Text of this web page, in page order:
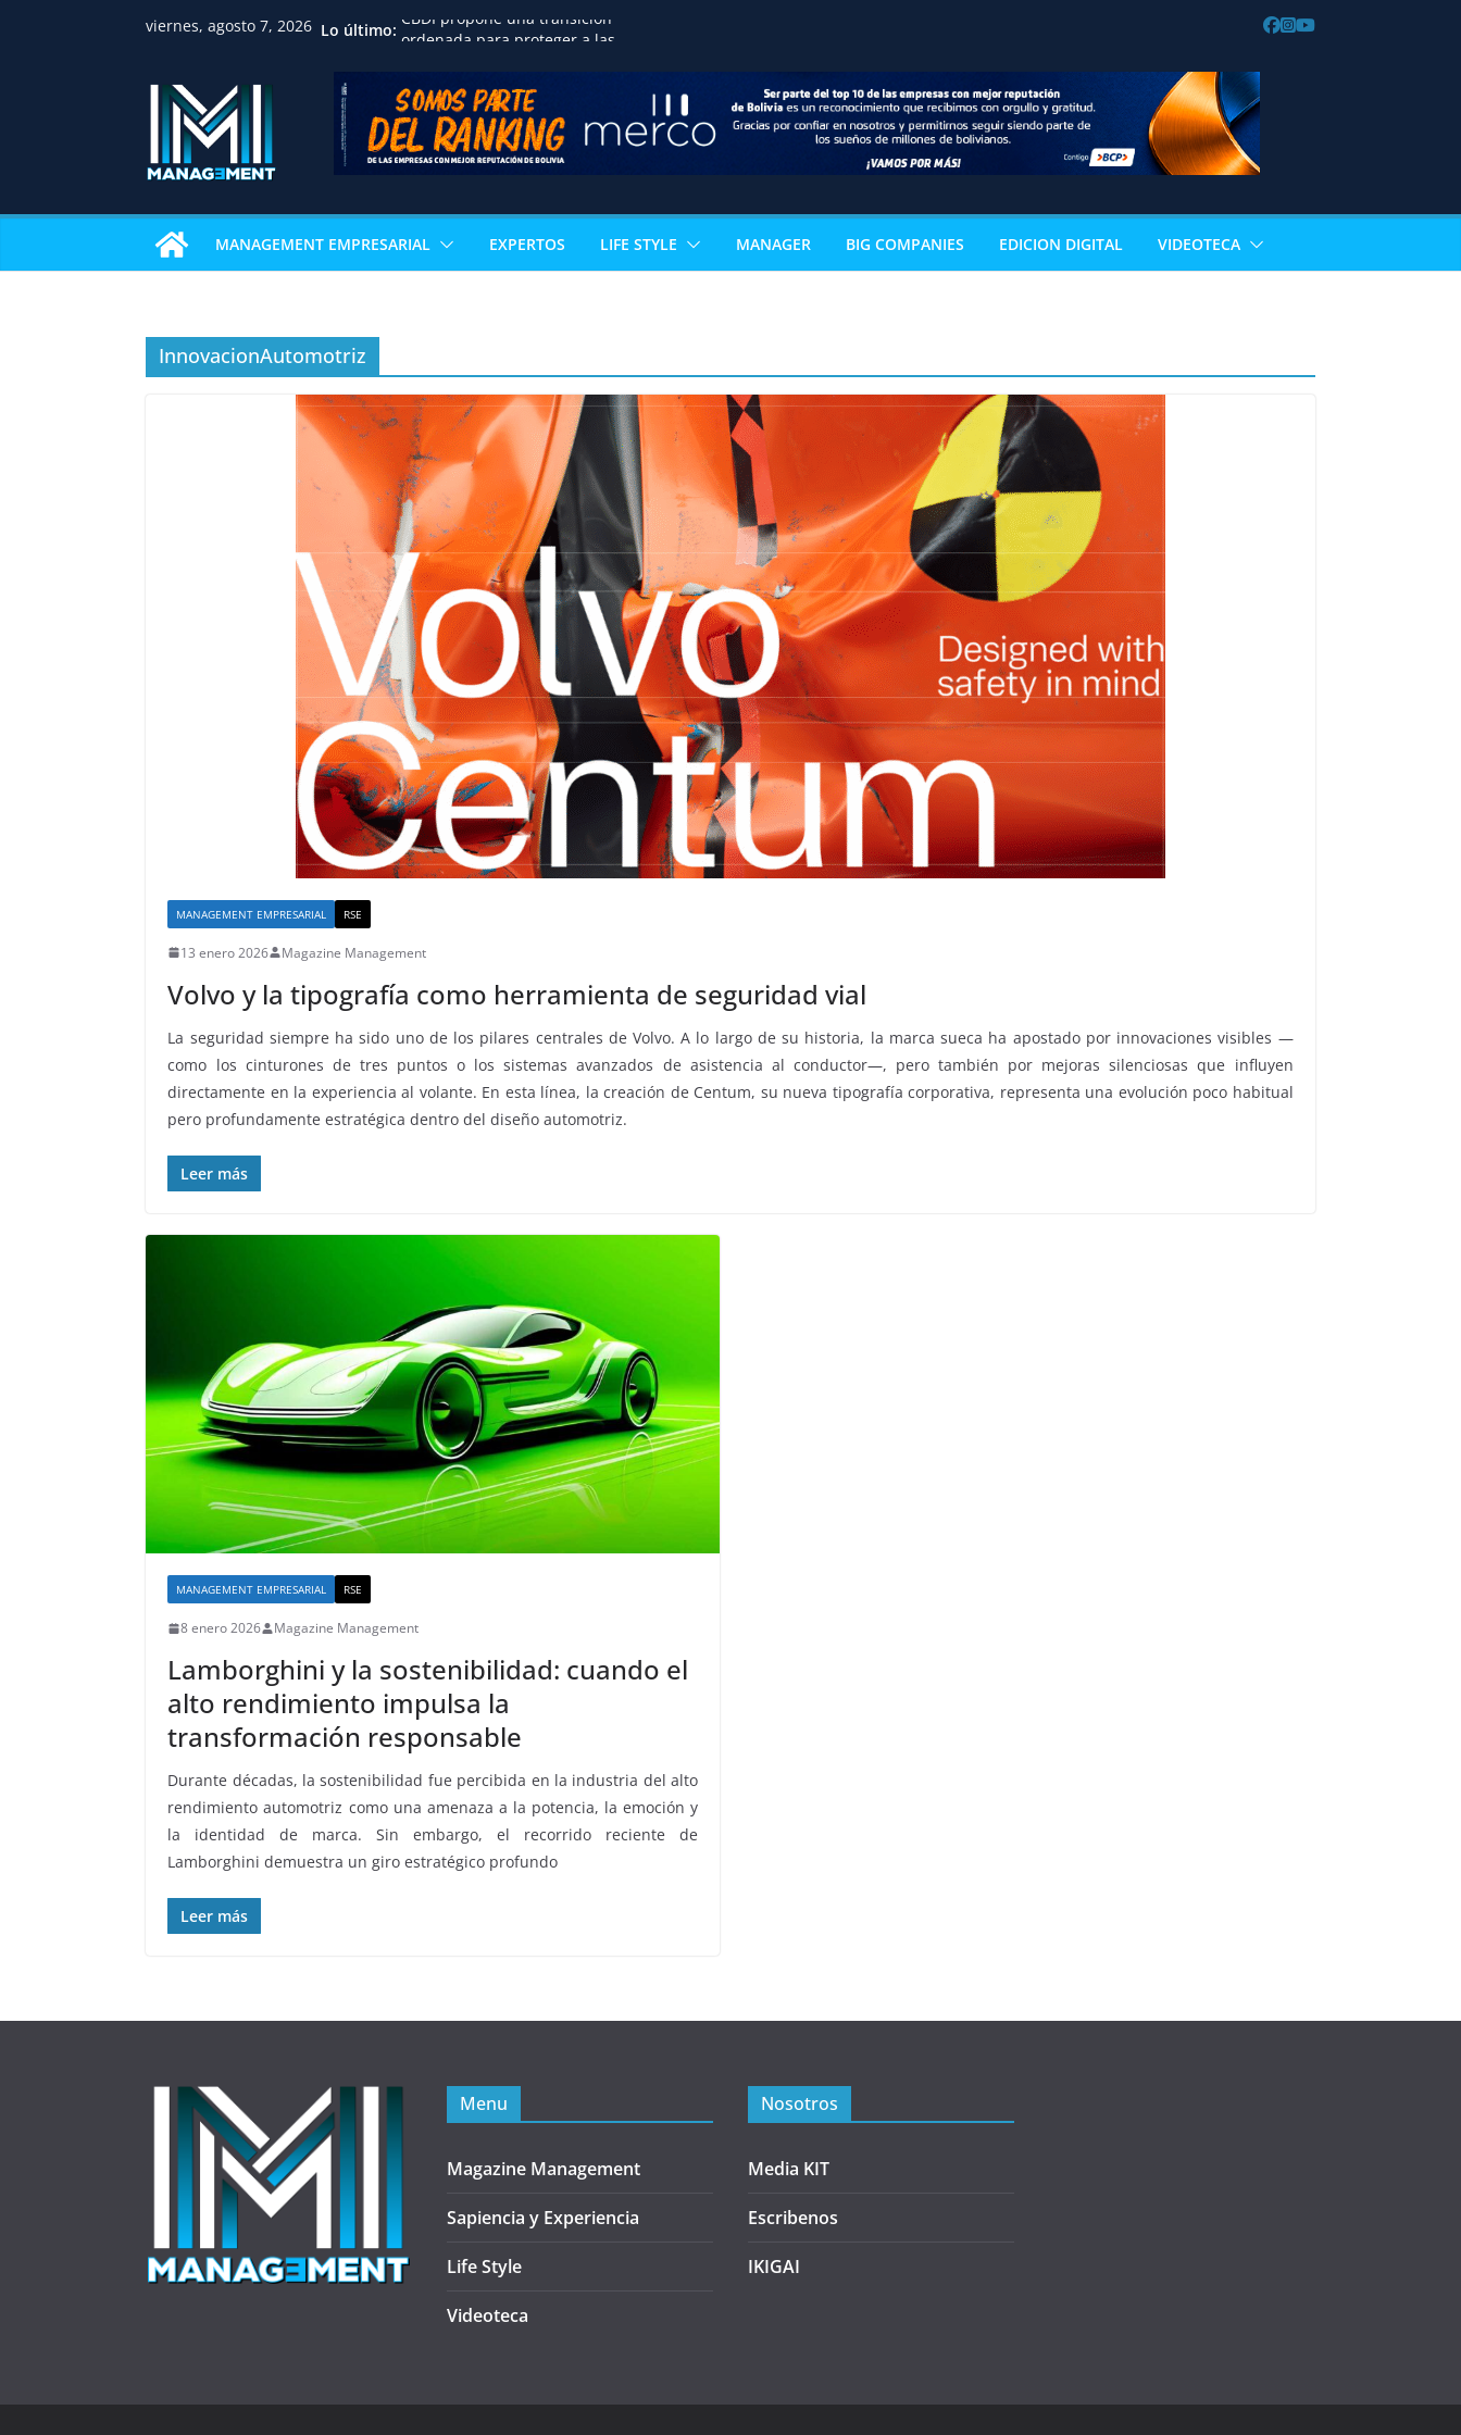
viernes, agosto 7, 2026 Lo último: CBDI propone una transición
familias, preservar la seguridad
jurídica y fortalecer el desarrollo
inmobiliario de terrenos
Huawei reconoce la excelencia
académica de estudiante de
internacional
IBCE revela los sectores que
sostienen el PIB boliviano
Nicaragua acelera la
profesionalización ganadera y
consolida un negocio de alto valor
en Centroamérica
MANAGEMENT EMPRESARIAL EXPERTOS LIFE STYLE MANAGER BIG COMPANIES EDICION DIGITAL VIDEOTECA
InnovacionAutomotriz
MANAGEMENT EMPRESARIAL RSE
13 enero 2026 Magazine Management
Volvo y la tipografía como herramienta de seguridad vial
La seguridad siempre ha sido uno de los pilares centrales de Volvo. A lo largo de su historia, la marca sueca ha apostado por innovaciones visibles —
como los cinturones de tres puntos o los sistemas avanzados de asistencia al conductor—, pero también por mejoras silenciosas que influyen
directamente en la experiencia al volante. En esta línea, la creación de Centum, su nueva tipografía corporativa, representa una evolución poco habitual
pero profundamente estratégica dentro del diseño automotriz.
Leer más
MANAGEMENT EMPRESARIAL RSE
8 enero 2026 Magazine Management
Lamborghini y la sostenibilidad: cuando el
alto rendimiento impulsa la
transformación responsable
Durante décadas, la sostenibilidad fue percibida en la industria del alto
rendimiento automotriz como una amenaza a la potencia, la emoción y
la identidad de marca. Sin embargo, el recorrido reciente de
Lamborghini demuestra un giro estratégico profundo
Leer más
Menu
Magazine Management
Sapiencia y Experiencia
Life Style
Videoteca
Nosotros
Media KIT
Escribenos
IKIGAI